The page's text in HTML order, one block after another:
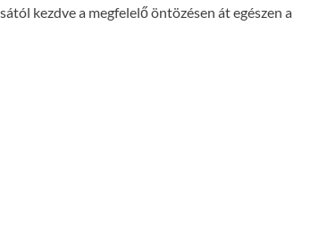
kezdve a megfelelő öntözésen át egészen a